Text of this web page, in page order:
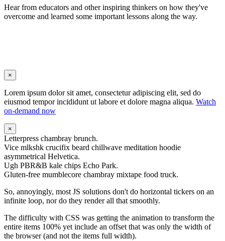
Hear from educators and other inspiring thinkers on how they've
overcome and learned some important lessons along the way.
×
Lorem ipsum dolor sit amet, consectetur adipiscing elit, sed do
eiusmod tempor incididunt ut labore et dolore magna aliqua. Watch
on-demand now
×
Letterpress chambray brunch.
Vice mlkshk crucifix beard chillwave meditation hoodie
asymmetrical Helvetica.
Ugh PBR&B kale chips Echo Park.
Gluten-free mumblecore chambray mixtape food truck.
So, annoyingly, most JS solutions don't do horizontal tickers on an
infinite loop, nor do they render all that smoothly.
The difficulty with CSS was getting the animation to transform the
entire items 100% yet include an offset that was only the width of
the browser (and not the items full width).